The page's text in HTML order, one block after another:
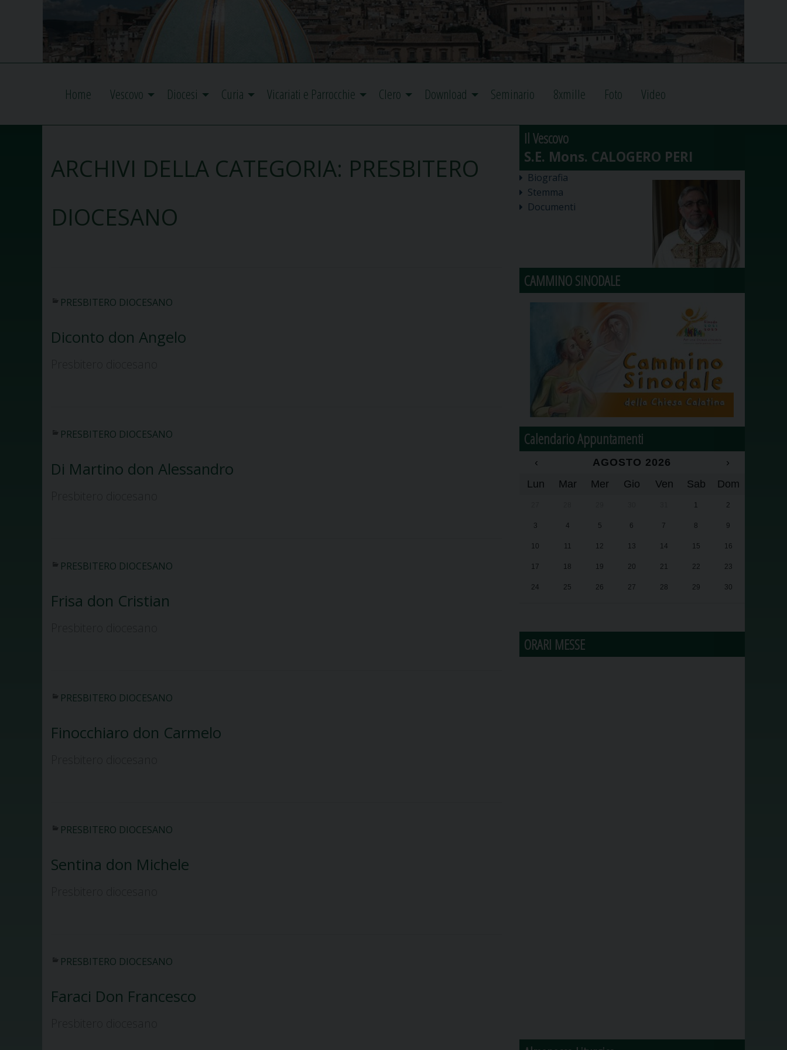
Home Vescovo Diocesi Curia Vicariati e Parrocchie Clero Download Seminario 8xmille Foto Video
ARCHIVI DELLA CATEGORIA: PRESBITERO
DIOCESANO
PRESBITERO DIOCESANO
Diconto don Angelo
PRESBITERO DIOCESANO
Di Martino don Alessandro
PRESBITERO DIOCESANO
Frisa don Cristian
PRESBITERO DIOCESANO
Finocchiaro don Carmelo
PRESBITERO DIOCESANO
Sentina don Michele
PRESBITERO DIOCESANO
Faraci Don Francesco
Il Vescovo
Biografia
Stemma
Documenti
CAMMINO SINODALE
Calendario Appuntamenti
‹ AGOSTO 2026
›
Lun
Mar Mer Gio Ven Sab Dom
1 2
3 4 5 6 7 8 9
10 11 12 13 14 15 16
17 18 19 20 21 22 23
24 25 26 27 28 29 30
ORARI MESSE